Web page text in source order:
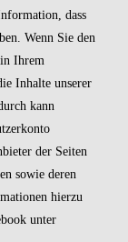
dass
Wenn Sie den
Ihrem
Inhalte unserer
kann
der Seiten
sowie deren
hierzu
unter